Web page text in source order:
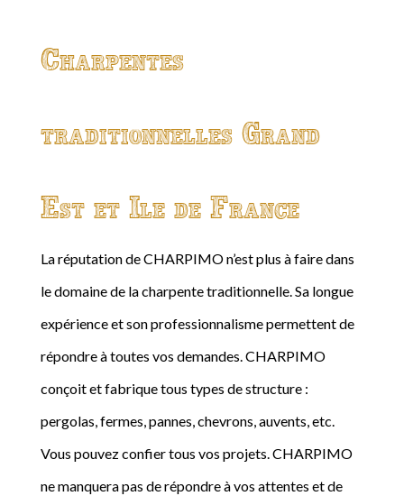
Charpentes
traditionnelles Grand
Est et Ile de France
La réputation de CHARPIMO n’est plus à faire dans
le domaine de la charpente traditionnelle. Sa longue
expérience et son professionnalisme permettent de
répondre à toutes vos demandes. CHARPIMO
conçoit et fabrique tous types de structure :
pergolas, fermes, pannes, chevrons, auvents, etc.
Vous pouvez confier tous vos projets. CHARPIMO
ne manquera pas de répondre à vos attentes et de